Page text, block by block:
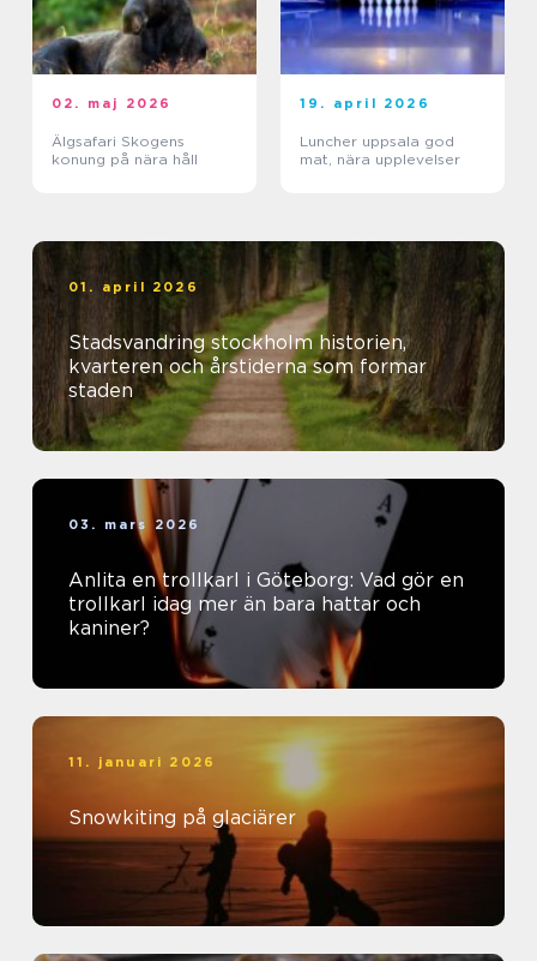
02. maj 2026
Älgsafari Skogens
konung på nära håll
19. april 2026
Luncher uppsala god
mat, nära upplevelser
01. april 2026
Stadsvandring stockholm historien,
kvarteren och årstiderna som formar
staden
03. mars 2026
Anlita en trollkarl i Göteborg: Vad gör en
trollkarl idag mer än bara hattar och
kaniner?
11. januari 2026
Snowkiting på glaciärer